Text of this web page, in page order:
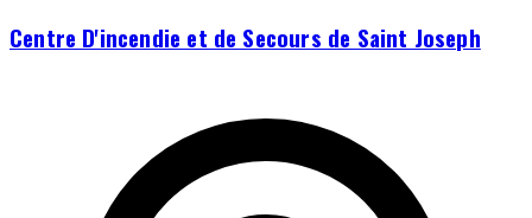
Centre D'incendie et de Secours de Saint Joseph